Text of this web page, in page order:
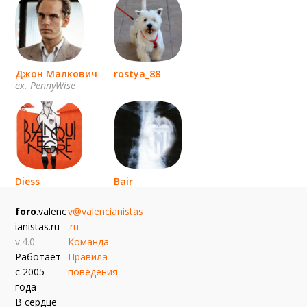
Джон Малкович
ex. PennyWise
rostya_88
Diess
Bair
foro.valenc
ianistas.ru
v.4.0
Работает
с 2005
года
В сердце
v@valencianistas
.ru
Команда
Правила
поведения